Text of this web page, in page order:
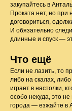
закупайтесь в
Проката нет, но при
договориться,
И обязательно
длинные и спуск —
Что ещё
Если не лазить, то
либо на скалах,
играет в настолки,
особо некуда, это
города — езжайте в